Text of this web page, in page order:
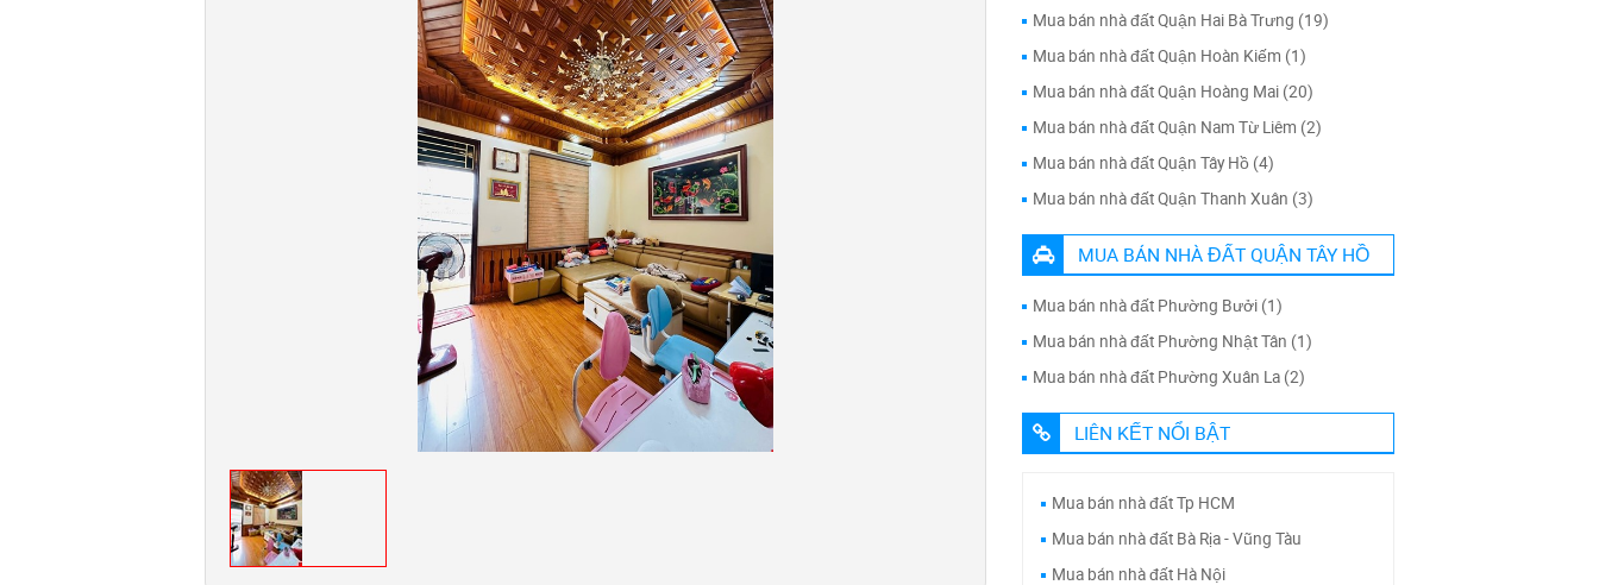
Mua bán nhà đất Quận Hai Bà Trưng (19)
Mua bán nhà đất Quận Hoàn Kiếm (1)
Mua bán nhà đất Quận Hoàng Mai (20)
Mua bán nhà đất Quận Nam Từ Liêm (2)
Mua bán nhà đất Quận Tây Hồ (4)
Mua bán nhà đất Quận Thanh Xuân (3)
MUA BÁN NHÀ ĐẤT QUẬN TÂY HỒ
Mua bán nhà đất Phường Bưởi (1)
Mua bán nhà đất Phường Nhật Tân (1)
Mua bán nhà đất Phường Xuân La (2)
LIÊN KẾT NỔI BẬT
Mua bán nhà đất Tp HCM
Mua bán nhà đất Bà Rịa - Vũng Tàu
Mua bán nhà đất Hà Nội